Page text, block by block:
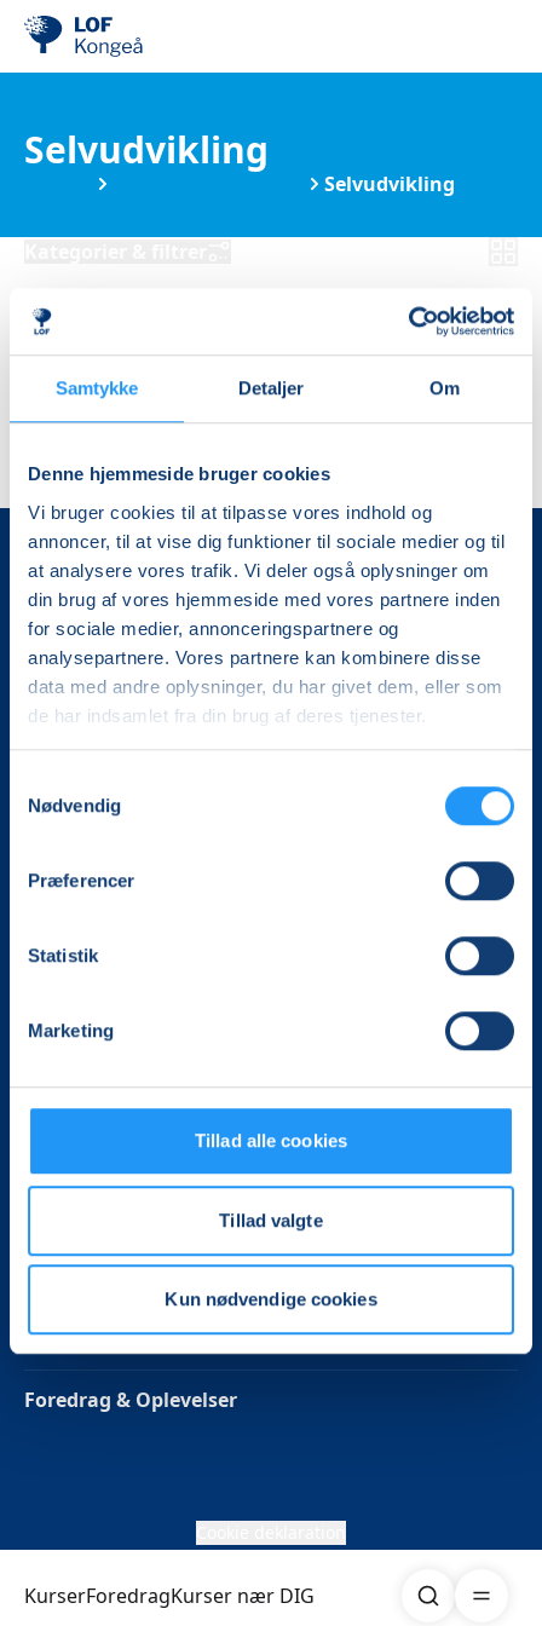
Samtykke Detaljer Om
Denne hjemmeside bruger cookies
Vi bruger cookies til at tilpasse vores indhold og
annoncer, til at vise dig funktioner til sociale medier og til
at analysere vores trafik. Vi deler også oplysninger om
din brug af vores hjemmeside med vores partnere inden
for sociale medier, annonceringspartnere og
analysepartnere. Vores partnere kan kombinere disse
data med andre oplysninger, du har givet dem, eller som
de har indsamlet fra din brug af deres tjenester.
Nødvendig
Præferencer
Statistik
Marketing
Tillad alle cookies
Tillad valgte
Kun nødvendige cookies
KurserForedragKurser nær DIG Søg
Selvudvikling
Selvudvikling
Det, der er vigtigt for samfundet, er vigtigt for os
Vi skaber rammerne for meningsfulde møder mellem
mere end 100.000 deltagere i hele landet med kurser,
6623 Vorbasse
Tlf. 21434148
kongeaa@lof.dk
Følg os på Facebook
Kurser
Foredrag & Oplevelser